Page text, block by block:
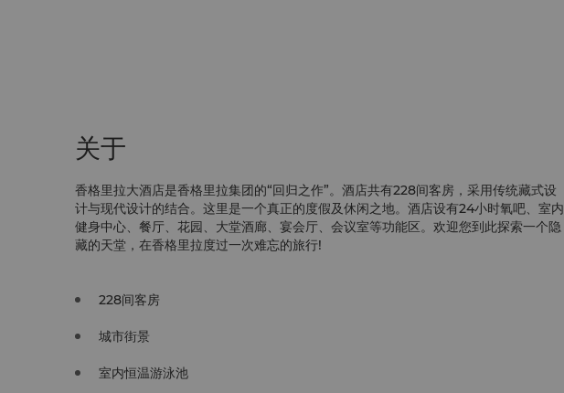
关于
香格里拉大酒店是香格里拉集团的“回归之作”。酒店共有228间客房，采用传统藏式设
计与现代设计的结合。这里是一个真正的度假及休闲之地。酒店设有24小时氧吧、室内
健身中心、餐厅、花园、大堂酒廊、宴会厅、会议室等功能区。欢迎您到此探索一个隐
藏的天堂，在香格里拉度过一次难忘的旅行!
228间客房
城市街景
室内恒温游泳池